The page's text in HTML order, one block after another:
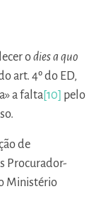
odies a quo
art. 4º do ED,
a falta[10] pelo
de
Procurador-
Ministério